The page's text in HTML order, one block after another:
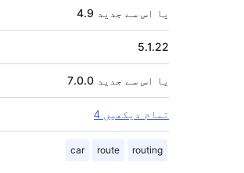
4.9 یا اس سے جدید
5.1.22
7.0.0 یا اس سے جدید
4 تمام دیکھیں
car route routing